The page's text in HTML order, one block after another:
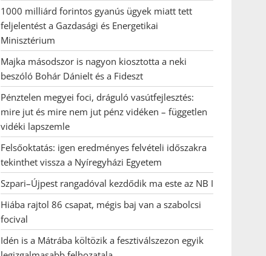
1000 milliárd forintos gyanús ügyek miatt tett
feljelentést a Gazdasági és Energetikai
Minisztérium
Majka másodszor is nagyon kiosztotta a neki
beszóló Bohár Dánielt és a Fideszt
Pénztelen megyei foci, dráguló vasútfejlesztés:
mire jut és mire nem jut pénz vidéken – független
vidéki lapszemle
Felsőoktatás: igen eredményes felvételi időszakra
tekinthet vissza a Nyíregyházi Egyetem
Szpari–Újpest rangadóval kezdődik ma este az NB I
Hiába rajtol 86 csapat, mégis baj van a szabolcsi
focival
Idén is a Mátrába költözik a fesztiválszezon egyik